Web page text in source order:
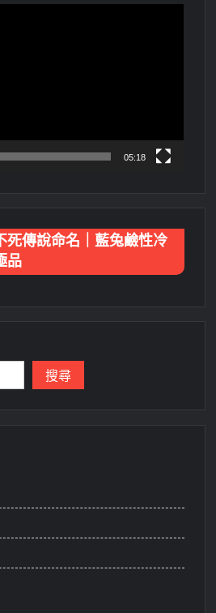
05:18
死傳說命名｜藍兔鹼性冷
品
搜尋